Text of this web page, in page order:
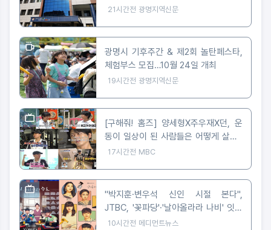
21시간전 광명지역신문
광명시 기후주간 & 제2회 놀탄페스타,
체험부스 모집…10월 24일 개최
19시간전 광명지역신문
[구해줘! 홈즈] 양세형X주우재X던, 운
동이 일상이 된 사람들은 어떻게 살까?
'운동세권' 임장 특집!
17시간전 MBC
"박지훈·변우석 신인 시절 본다",
JTBC, '꽃파당'·'날아올라라 나비' 잇따
라 편성
10시간전 메디먼트뉴스